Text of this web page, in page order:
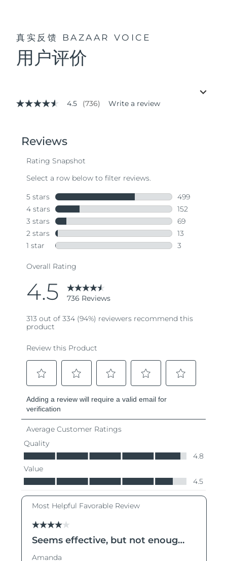
真实反馈 BAZAAR VOICE
用户评价
4.5
stars,
average
value.
736
Same
page
link.
4.5 (736) Write a review